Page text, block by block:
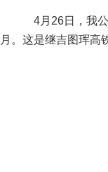
4月26日，我
月。这是继吉图珲高